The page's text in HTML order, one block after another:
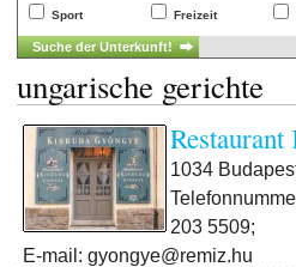
Sport
Freizeit
ungarische gerichte
1034
203 5509;
E-mail: gyongye@remiz.hu